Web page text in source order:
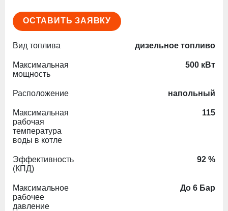
ОСТАВИТЬ ЗАЯВКУ
Вид топлива дизельное топливо
Максимальная
мощность
500 кВт
Расположение напольный
Максимальная
рабочая
температура
воды в котле
115
Эффективность
(КПД)
92 %
Максимальное
рабочее
давление
До 6 Бар